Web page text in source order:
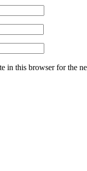
in this browser for the